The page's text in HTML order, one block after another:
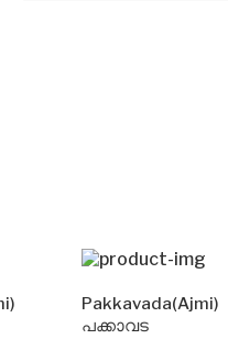
Pakkavada(Ajmi)
പക്കാവട